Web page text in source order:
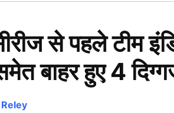
से पहले टीम
बाहर हुए 4